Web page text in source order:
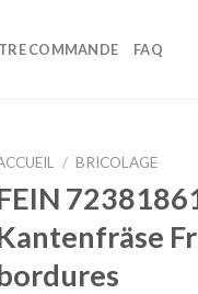
COMMANDE FAQ
/ BRICOLAGE